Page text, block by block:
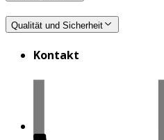
Qualität und Sicherheit
Kontakt